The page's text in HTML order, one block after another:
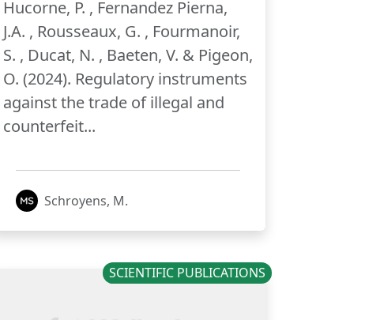
Hucorne, P. , Fernandez Pierna,
J.A. , Rousseaux, G. , Fourmanoir,
S. , Ducat, N. , Baeten, V. & Pigeon,
O. (2024). Regulatory instruments
against the trade of illegal and
counterfeit...
Schroyens, M.
SCIENTIFIC PUBLICATIONS